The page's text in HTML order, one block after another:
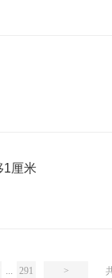
1厘米
... 291 >